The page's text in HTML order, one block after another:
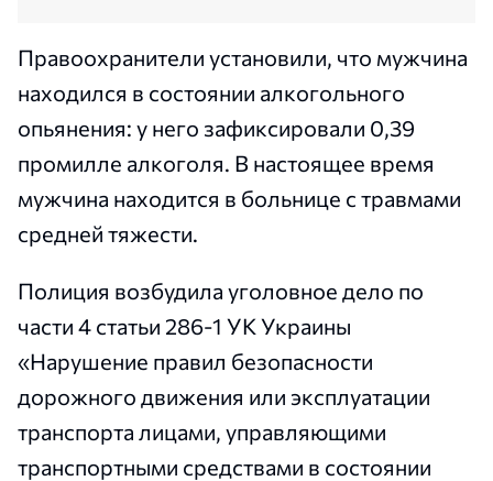
Правоохранители установили, что мужчина
находился в состоянии алкогольного
опьянения: у него зафиксировали 0,39
промилле алкоголя. В настоящее время
мужчина находится в больнице с травмами
средней тяжести.
Полиция возбудила уголовное дело по
части 4 статьи 286-1 УК Украины
«Нарушение правил безопасности
дорожного движения или эксплуатации
транспорта лицами, управляющими
транспортными средствами в состоянии